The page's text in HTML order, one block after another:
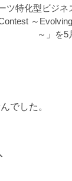
ツ特化型ビジネ
～
～」を5
でした。